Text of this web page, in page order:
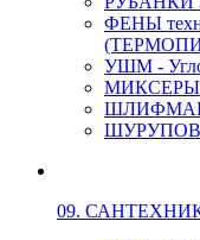
ФЕНЫ
УШМ -
МИКСЕРЫ
09.